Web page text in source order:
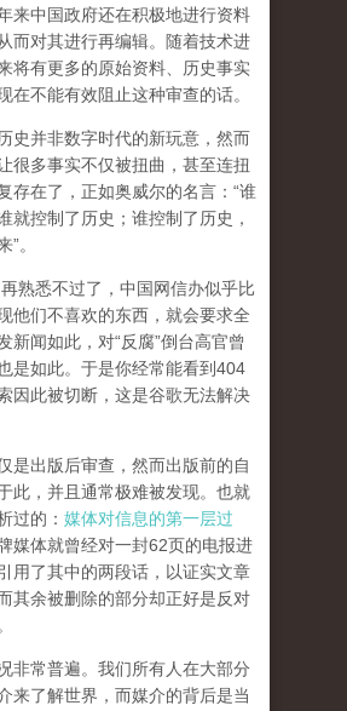
来中国政府还在积极地进行资料
而对其进行再编辑。随着技术进
将有更多的原始资料、历史事实
在不能有效阻止这种审查的话。
史并非数字时代的新玩意，然而
很多事实不仅被扭曲，甚至连扭
存在了，正如奥威尔的名言：“谁
就控制了历史；谁控制了历史，
。
熟悉不过了，中国网信办似乎比
他们不喜欢的东西，就会要求全
新闻如此，对“反腐”倒台高官曾
是如此。于是你经常能看到404
因此被切断，这是谷歌无法解决
是出版后审查，然而出版前的自
此，并且通常极难被发现。 也就
过的： 媒体对信息的第一层过
媒体就曾经对一封62页的电报进
用了其中的两段话，以证实文章
其余被删除的部分却正好是反对
非常普遍。我们所有人在大部分
来了解世界，而媒介的背后是当